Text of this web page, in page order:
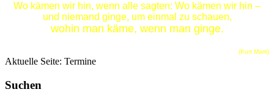
Wo kämen wir hin, wenn alle sagten: Wo kämen wir hin –
und niemand ginge, um einmal zu schauen,
wohin man käme, wenn man ginge.
(Kurt Marti)
Aktuelle Seite: Termine
Suchen